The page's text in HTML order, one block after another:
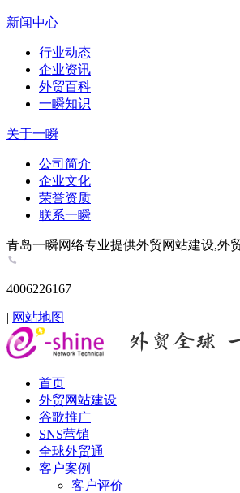
新闻中心
行业动态
企业资讯
外贸百科
一瞬知识
关于一瞬
公司简介
企业文化
荣誉资质
联系一瞬
青岛一瞬网络专业提供外贸网站建设,外
4006226167
| 网站地图
首页
外贸网站建设
谷歌推广
SNS营销
全球外贸通
客户案例
客户评价